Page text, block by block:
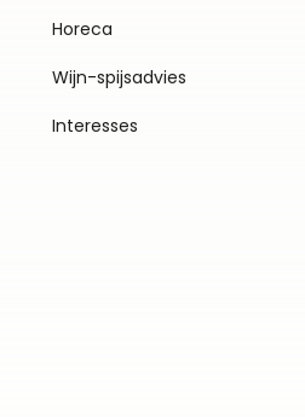
Horeca
Wijn-spijsadvies
Interesses